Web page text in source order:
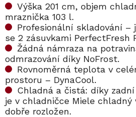
Výška 201 cm, objem
mraznička 103 l.
Profesionální skladování –
se 2 zásuvkami PerfectFresh
Žádná námraza na
odmrazování díky NoFrost.
Rovnoměrná teplota v
prostoru – DynaCool.
Chladná a čistá: díky
je v chladničce Miele chladný
dobře rozložen.